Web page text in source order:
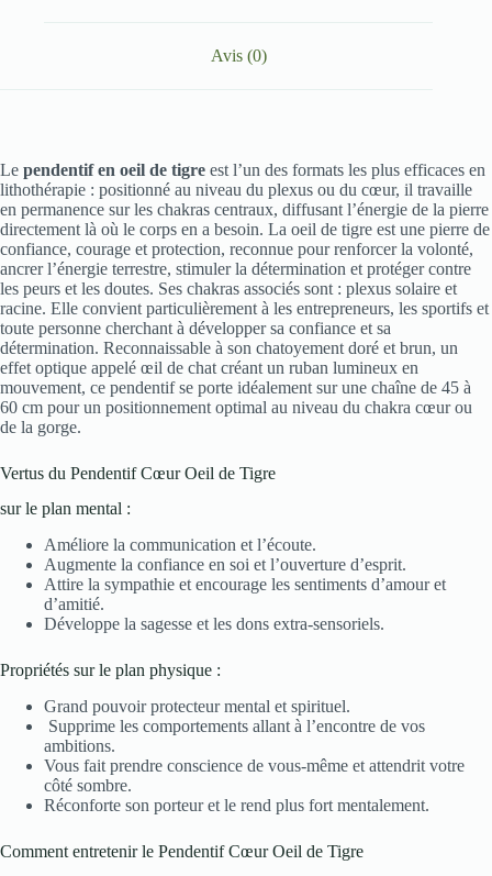
Avis (0)
Le pendentif en oeil de tigre est l’un des formats les plus efficaces en
lithothérapie : positionné au niveau du plexus ou du cœur, il travaille
en permanence sur les chakras centraux, diffusant l’énergie de la pierre
directement là où le corps en a besoin. La oeil de tigre est une pierre de
confiance, courage et protection, reconnue pour renforcer la volonté,
ancrer l’énergie terrestre, stimuler la détermination et protéger contre
les peurs et les doutes. Ses chakras associés sont : plexus solaire et
racine. Elle convient particulièrement à les entrepreneurs, les sportifs et
toute personne cherchant à développer sa confiance et sa
détermination. Reconnaissable à son chatoyement doré et brun, un
effet optique appelé œil de chat créant un ruban lumineux en
mouvement, ce pendentif se porte idéalement sur une chaîne de 45 à
60 cm pour un positionnement optimal au niveau du chakra cœur ou
de la gorge.
Vertus du Pendentif Cœur Oeil de Tigre
sur le plan mental :
Améliore la communication et l’écoute.
Augmente la confiance en soi et l’ouverture d’esprit.
Attire la sympathie et encourage les sentiments d’amour et
d’amitié.
Développe la sagesse et les dons extra-sensoriels.
Propriétés sur le plan physique :
Grand pouvoir protecteur mental et spirituel.
Supprime les comportements allant à l’encontre de vos
ambitions.
Vous fait prendre conscience de vous-même et attendrit votre
côté sombre.
Réconforte son porteur et le rend plus fort mentalement.
Comment entretenir le Pendentif Cœur Oeil de Tigre